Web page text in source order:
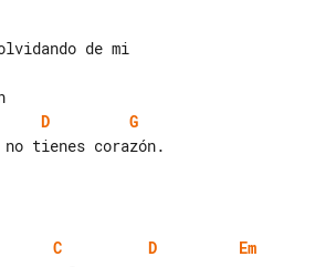
D
G
tienes corazón.
C D Em